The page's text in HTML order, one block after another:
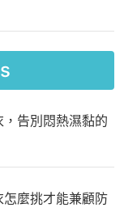
告別悶熱濕黏的
麼挑才能兼顧防